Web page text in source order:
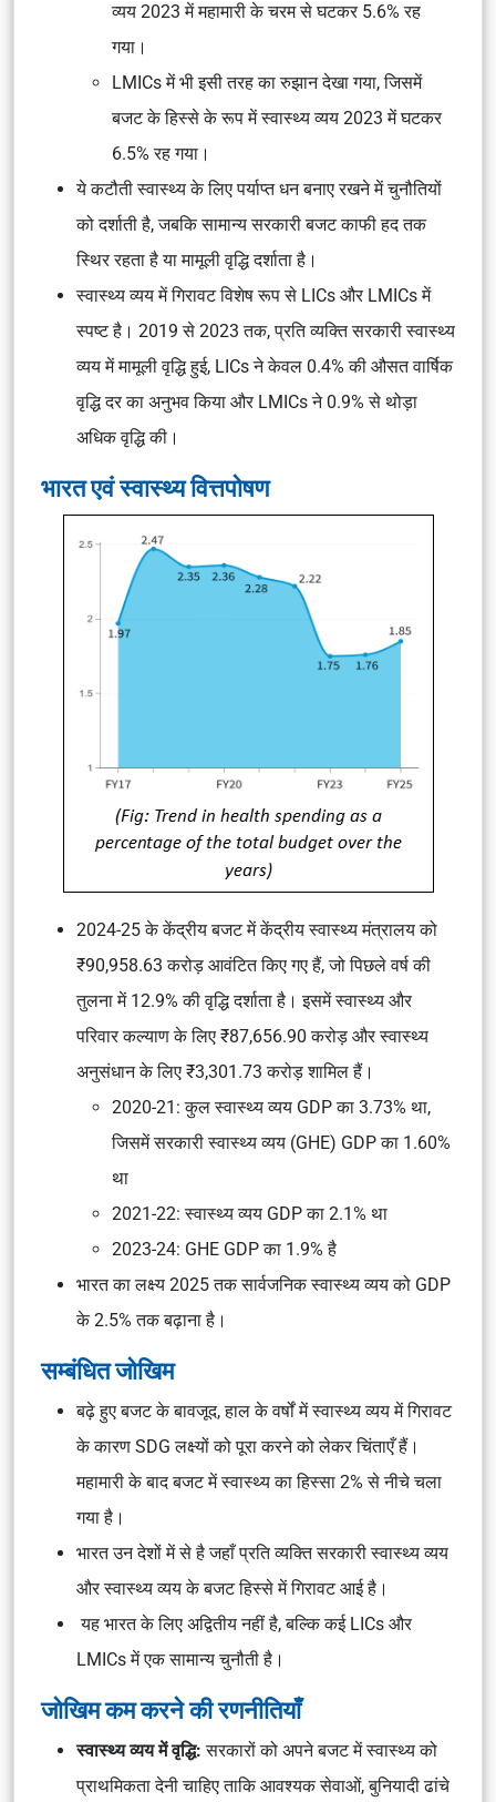
व्यय 2023 में महामारी के चरम से घटकर 5.6% रह
गया।
LMICs में भी इसी तरह का रुझान देखा गया, जिसमें
बजट के हिस्से के रूप में स्वास्थ्य व्यय 2023 में घटकर
6.5% रह गया।
ये कटौती स्वास्थ्य के लिए पर्याप्त धन बनाए रखने में चुनौतियों
को दर्शाती है, जबकि सामान्य सरकारी बजट काफी हद तक
स्थिर रहता है या मामूली वृद्धि दर्शाता है।
स्वास्थ्य व्यय में गिरावट विशेष रूप से LICs और LMICs में
स्पष्ट है। 2019 से 2023 तक, प्रति व्यक्ति सरकारी स्वास्थ्य
व्यय में मामूली वृद्धि हुई, LICs ने केवल 0.4% की औसत वार्षिक
वृद्धि दर का अनुभव किया और LMICs ने 0.9% से थोड़ा
अधिक वृद्धि की।
भारत एवं स्वास्थ्य वित्तपोषण
2024-25 के केंद्रीय बजट में केंद्रीय स्वास्थ्य मंत्रालय को
₹90,958.63 करोड़ आवंटित किए गए हैं, जो पिछले वर्ष की
तुलना में 12.9% की वृद्धि दर्शाता है। इसमें स्वास्थ्य और
परिवार कल्याण के लिए ₹87,656.90 करोड़ और स्वास्थ्य
अनुसंधान के लिए ₹3,301.73 करोड़ शामिल हैं।
2020-21: कुल स्वास्थ्य व्यय GDP का 3.73% था,
जिसमें सरकारी स्वास्थ्य व्यय (GHE) GDP का 1.60%
था
2021-22: स्वास्थ्य व्यय GDP का 2.1% था
2023-24: GHE GDP का 1.9% है
भारत का लक्ष्य 2025 तक सार्वजनिक स्वास्थ्य व्यय को GDP
के 2.5% तक बढ़ाना है।
सम्बंधित जोखिम
बढ़े हुए बजट के बावजूद, हाल के वर्षों में स्वास्थ्य व्यय में गिरावट
के कारण SDG लक्ष्यों को पूरा करने को लेकर चिंताएँ हैं।
महामारी के बाद बजट में स्वास्थ्य का हिस्सा 2% से नीचे चला
गया है।
भारत उन देशों में से है जहाँ प्रति व्यक्ति सरकारी स्वास्थ्य व्यय
और स्वास्थ्य व्यय के बजट हिस्से में गिरावट आई है।
यह भारत के लिए अद्वितीय नहीं है, बल्कि कई LICs और
LMICs में एक सामान्य चुनौती है।
जोखिम कम करने की रणनीतियाँ
स्वास्थ्य व्यय में वृद्धि:सरकारों को अपने बजट में स्वास्थ्य को
प्राथमिकता देनी चाहिए ताकि आवश्यक सेवाओं, बुनियादी ढांचे